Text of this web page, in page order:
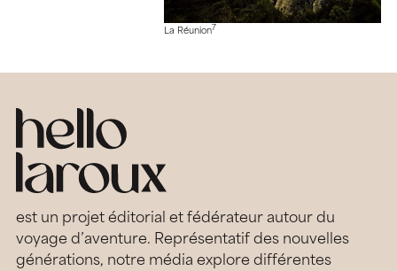
La Réunion7
est un projet éditorial et fédérateur autour du
voyage d’aventure. Représentatif des nouvelles
générations, notre média explore différentes